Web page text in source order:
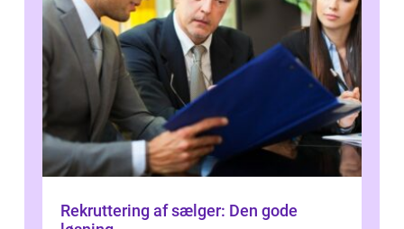
Rekruttering af sælger: Den gode